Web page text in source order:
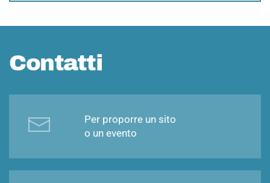
Contatti
Per proporre un sito
o un evento